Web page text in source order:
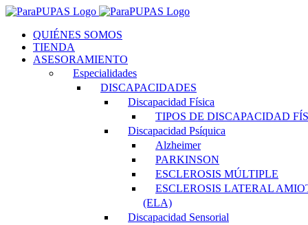
Saltar
contenidoQUIÉNES SOMOS
TIENDA
ASESORAMIENTO
Especialidades
DISCAPACIDADES
Discapacidad Física
TIPOS DE DISCAPACIDAD
Discapacidad Psíquica
Alzheimer
PARKINSON
ESCLEROSIS MÚLTIPLE
ESCLEROSIS LATERAL
(ELA)
Discapacidad Sensorial